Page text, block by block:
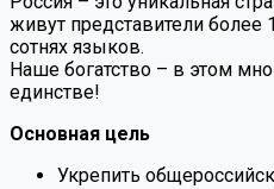
живут представители более
сотнях языков.
Наше богатство – в этом
единстве!
Основная цель
Укрепить